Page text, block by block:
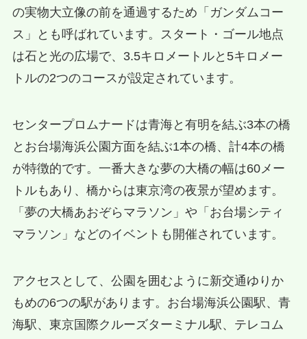
の実物大立像の前を通過するため「ガンダムコー
ス」とも呼ばれています。スタート・ゴール地点
は石と光の広場で、3.5キロメートルと5キロメー
トルの2つのコースが設定されています。
センタープロムナードは青海と有明を結ぶ3本の橋
とお台場海浜公園方面を結ぶ1本の橋、計4本の橋
が特徴的です。一番大きな夢の大橋の幅は60メー
トルもあり、橋からは東京湾の夜景が望めます。
「夢の大橋あおぞらマラソン」や「お台場シティ
マラソン」などのイベントも開催されています。
アクセスとして、公園を囲むように新交通ゆりか
もめの6つの駅があります。お台場海浜公園駅、青
海駅、東京国際クルーズターミナル駅、テレコム